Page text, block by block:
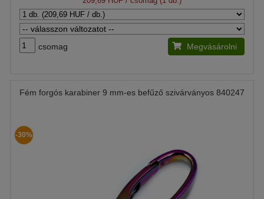
csomag Megvásárolni
Fém forgós karabiner 9 mm-es befűző szivárványos 840247
-30%